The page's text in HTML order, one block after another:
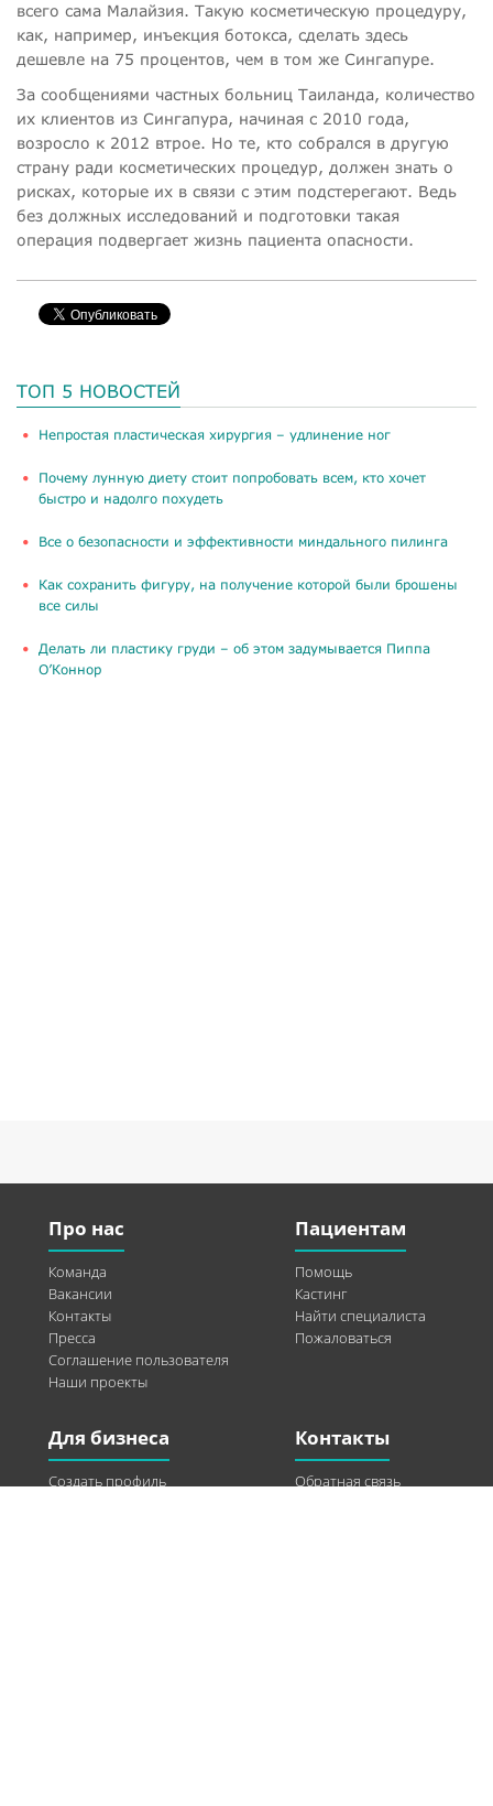
всего сама Малайзия. Такую косметическую процедуру,
как, например, инъекция ботокса, сделать здесь
дешевле на 75 процентов, чем в том же Сингапуре.
За сообщениями частных больниц Таиланда, количество
их клиентов из Сингапура, начиная с 2010 года,
возросло к 2012 втрое. Но те, кто собрался в другую
страну ради косметических процедур, должен знать о
рисках, которые их в связи с этим подстерегают. Ведь
без должных исследований и подготовки такая
операция подвергает жизнь пациента опасности.
ТОП 5 НОВОСТЕЙ
​Непростая пластическая хирургия – удлинение ног
Почему лунную диету стоит попробовать всем, кто хочет
быстро и надолго похудеть
Все о безопасности и эффективности миндального пилинга
Как сохранить фигуру, на получение которой были брошены
все силы
Делать ли пластику груди – об этом задумывается Пиппа
О’Коннор
Про нас
Команда
Вакансии
Контакты
Пресса
Соглашение пользователя
Наши проекты
Пациентам
Помощь
Кастинг
Найти специалиста
Пожаловаться
Для бизнеса
Создать профиль
Контакты
Обратная связь